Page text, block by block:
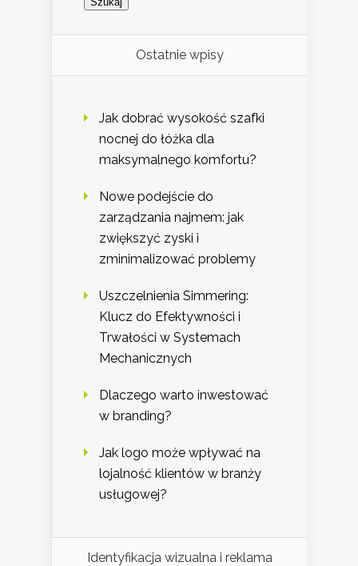
Ostatnie wpisy
Jak dobrać wysokość szafki
nocnej do łóżka dla
maksymalnego komfortu?
Nowe podejście do
zarządzania najmem: jak
zwiększyć zyski i
zminimalizować problemy
Uszczelnienia Simmering:
Klucz do Efektywności i
Trwałości w Systemach
Mechanicznych
Dlaczego warto inwestować
w branding?
Jak logo może wpływać na
lojalność klientów w branży
usługowej?
Identyfikacja wizualna i reklama